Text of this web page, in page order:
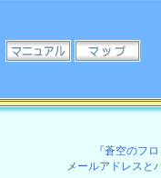
『蒼空のフ
メールアドレスと